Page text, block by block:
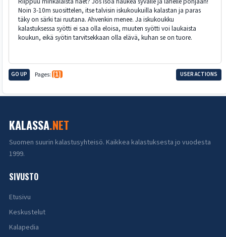
Noin 3-10m suosittelen, itse talvisin iskukoukuilla kalastan ja paras
täky on särki tai ruutana. Ahvenkin menee. Ja iskukoukku
kalastuksessa syötti ei saa olla eloisa, muuten syötti voi laukaista
koukun, eikä syötin tarvitsekkaan olla elävä, kuhan se on tuore.
GO UP Pages 1 USER ACTIONS
KALASSA.NET
Suomen suurin kalastusyhteisö. Kaikkea kalastuksesta jo vuodesta
1999.
SIVUSTO
Etusivu
Keskustelut
Kalapedia